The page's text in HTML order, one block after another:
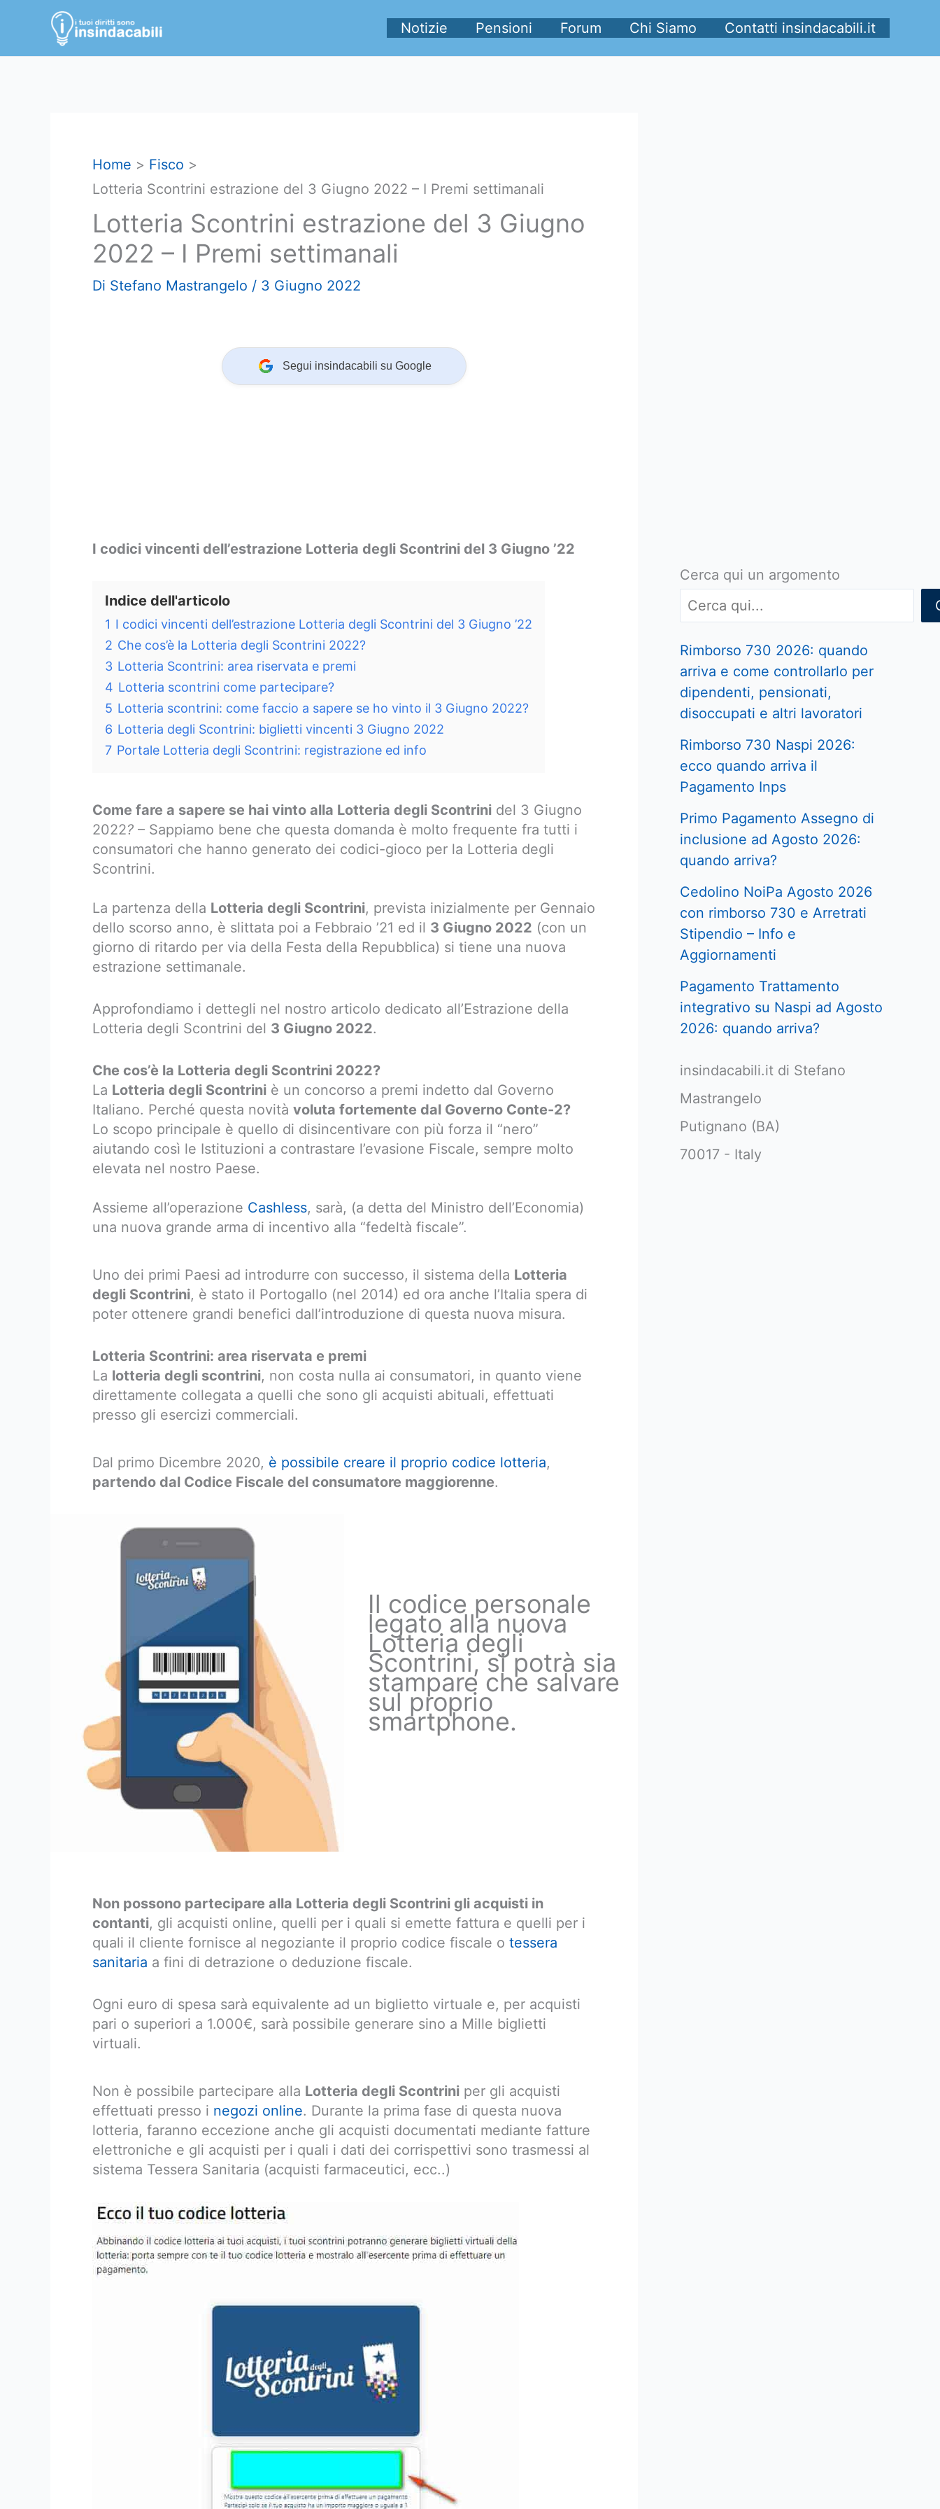
contenuto
Notizie Pensioni Forum Chi Siamo Contatti insindacabili.it
Home
Fisco
Lotteria Scontrini estrazione del 3 Giugno 2022 – I Premi settimanali
Lotteria Scontrini estrazione del 3 Giugno
2022 – I Premi settimanali
Di Stefano Mastrangelo / 3 Giugno 2022
Segui insindacabili su Google
I codici vincenti dell’estrazione Lotteria degli Scontrini del 3 Giugno ’22
Indice dell'articolo
1 I codici vincenti dell’estrazione Lotteria degli Scontrini del 3 Giugno ’22
2 Che cos’è la Lotteria degli Scontrini 2022?
3 Lotteria Scontrini: area riservata e premi
4 Lotteria scontrini come partecipare?
5 Lotteria scontrini: come faccio a sapere se ho vinto il 3 Giugno 2022?
6 Lotteria degli Scontrini: biglietti vincenti 3 Giugno 2022
7 Portale Lotteria degli Scontrini: registrazione ed info
Come fare a sapere se hai vinto alla Lotteria degli Scontrini del 3 Giugno
2022? – Sappiamo bene che questa domanda è molto frequente fra tutti i
consumatori che hanno generato dei codici-gioco per la Lotteria degli
Scontrini.
La partenza della Lotteria degli Scontrini, prevista inizialmente per Gennaio
dello scorso anno, è slittata poi a Febbraio ’21 ed il 3 Giugno 2022 (con un
giorno di ritardo per via della Festa della Repubblica) si tiene una nuova
estrazione settimanale.
Approfondiamo i dettegli nel nostro articolo dedicato all’Estrazione della
Lotteria degli Scontrini del 3 Giugno 2022.
Che cos’è la Lotteria degli Scontrini 2022?
La Lotteria degli Scontrini è un concorso a premi indetto dal Governo
Italiano. Perché questa novità voluta fortemente dal Governo Conte-2?
Lo scopo principale è quello di disincentivare con più forza il “nero”
aiutando così le Istituzioni a contrastare l’evasione Fiscale, sempre molto
elevata nel nostro Paese.
Assieme all’operazione Cashless, sarà, (a detta del Ministro dell’Economia)
una nuova grande arma di incentivo alla “fedeltà fiscale”.
Uno dei primi Paesi ad introdurre con successo, il sistema della Lotteria
degli Scontrini, è stato il Portogallo (nel 2014) ed ora anche l’Italia spera di
poter ottenere grandi benefici dall’introduzione di questa nuova misura.
Lotteria Scontrini: area riservata e premi
La lotteria degli scontrini, non costa nulla ai consumatori, in quanto viene
direttamente collegata a quelli che sono gli acquisti abituali, effettuati
presso gli esercizi commerciali.
Dal primo Dicembre 2020, è possibile creare il proprio codice lotteria,
partendo dal Codice Fiscale del consumatore maggiorenne.
Il codice personale
legato alla nuova
Lotteria degli
Scontrini, si potrà sia
stampare che salvare
sul proprio
smartphone.
Non possono partecipare alla Lotteria degli Scontrini gli acquisti in
contanti, gli acquisti online, quelli per i quali si emette fattura e quelli per i
quali il cliente fornisce al negoziante il proprio codice fiscale o tessera
sanitaria a fini di detrazione o deduzione fiscale.
Ogni euro di spesa sarà equivalente ad un biglietto virtuale e, per acquisti
pari o superiori a 1.000€, sarà possibile generare sino a Mille biglietti
virtuali.
Non è possibile partecipare alla Lotteria degli Scontrini per gli acquisti
effettuati presso i negozi online. Durante la prima fase di questa nuova
lotteria, faranno eccezione anche gli acquisti documentati mediante fatture
elettroniche e gli acquisti per i quali i dati dei corrispettivi sono trasmessi al
sistema Tessera Sanitaria (acquisti farmaceutici, ecc..)
Cerca qui un argomento
Rimborso 730 2026: quando
arriva e come controllarlo per
dipendenti, pensionati,
disoccupati e altri lavoratori
Rimborso 730 Naspi 2026:
ecco quando arriva il
Pagamento Inps
Primo Pagamento Assegno di
inclusione ad Agosto 2026:
quando arriva?
Cedolino NoiPa Agosto 2026
con rimborso 730 e Arretrati
Stipendio – Info e
Aggiornamenti
Pagamento Trattamento
integrativo su Naspi ad Agosto
2026: quando arriva?
insindacabili.it di Stefano
Mastrangelo
Putignano (BA)
70017 - Italy